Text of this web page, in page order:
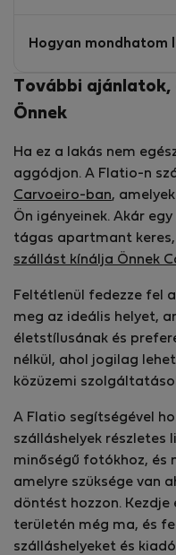
Hogyan mondhatom
További
Önnek
Ha ez a lakás nem
aggódjon. A Flatio-n
Carvoeiro-ban,
Ön igényeinek. Akár
tágas apartmant
szállást kínálja Önnek
Feltétlenül fedezze fel
meg az ideális helyet,
életstílusának és
nélkül, ahol jogilag
közüzemi
A Flatio segítségével
szálláshelyek részletes
minőségű fotókhoz, és
amelyre szüksége van
döntést hozzon. Kezdje
területén még ma, és
szálláshelyeket és